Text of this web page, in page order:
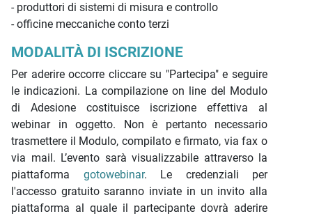
- produttori di sistemi di misura e controllo
- officine meccaniche conto terzi
MODALITÀ DI ISCRIZIONE
Per aderire occorre cliccare su "Partecipa" e seguire
le indicazioni. La compilazione on line del Modulo
di Adesione costituisce iscrizione effettiva al
webinar in oggetto. Non è pertanto necessario
trasmettere il Modulo, compilato e firmato, via fax o
via mail. L’evento sarà visualizzabile attraverso la
piattaforma gotowebinar. Le credenziali per
l'accesso gratuito saranno inviate in un invito alla
piattaforma al quale il partecipante dovrà aderire